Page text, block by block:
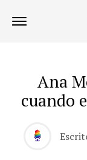
Ana
cuando